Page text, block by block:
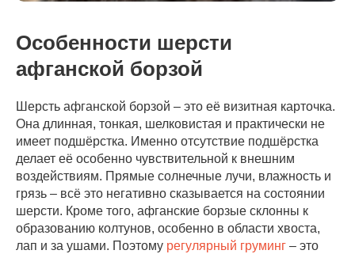
Особенности шерсти
афганской борзой
Шерсть афганской борзой – это её визитная карточка.
Она длинная, тонкая, шелковистая и практически не
имеет подшёрстка. Именно отсутствие подшёрстка
делает её особенно чувствительной к внешним
воздействиям. Прямые солнечные лучи, влажность и
грязь – всё это негативно сказывается на состоянии
шерсти. Кроме того, афганские борзые склонны к
образованию колтунов, особенно в области хвоста,
лап и за ушами. Поэтому регулярный груминг – это